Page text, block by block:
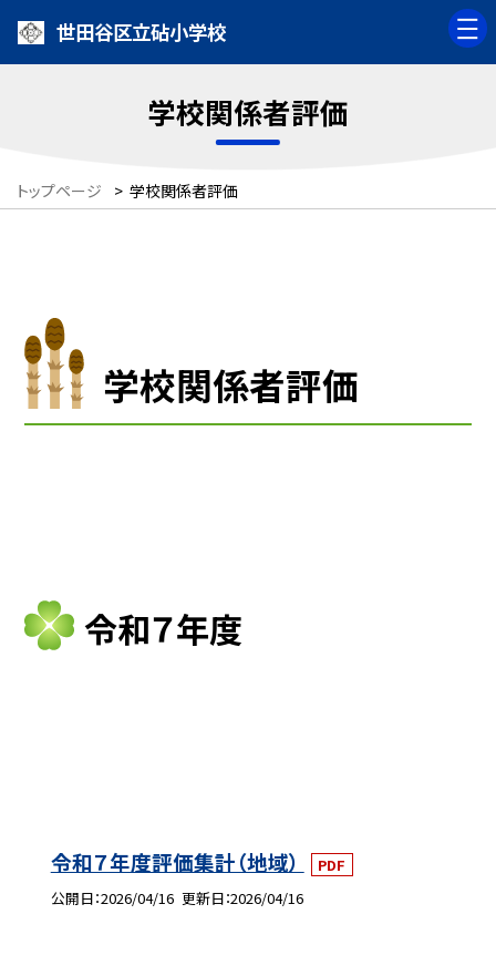
世田谷区立砧小学校
学校関係者評価
トップページ > 学校関係者評価
学校関係者評価
令和７年度
令和７年度評価集計（地域）
PDF
公開日 2026/04/16 更新日 2026/04/16